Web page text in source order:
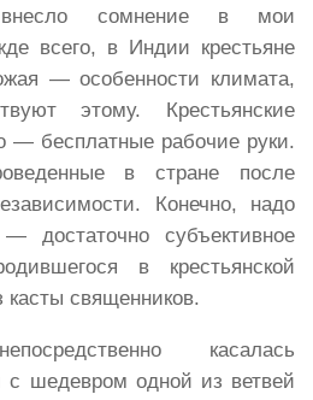
внесло сомнение в мои
всего, в Индии крестьяне
— особенности климата,
этому. Крестьянские
— бесплатные рабочие руки.
в стране после
Конечно, надо
достаточно субъективное
в крестьянской
священников.
касалась
с шедевром одной из ветвей